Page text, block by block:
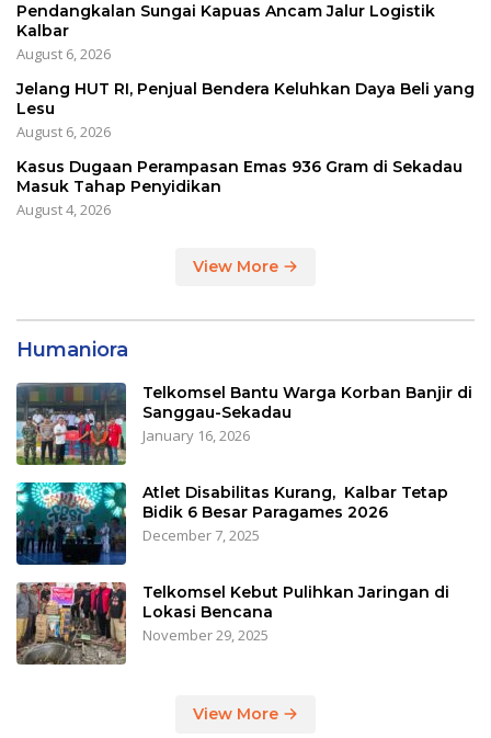
Pendangkalan Sungai Kapuas Ancam Jalur Logistik
Kalbar
August 6, 2026
Jelang HUT RI, Penjual Bendera Keluhkan Daya Beli yang
Lesu
August 6, 2026
Kasus Dugaan Perampasan Emas 936 Gram di Sekadau
Masuk Tahap Penyidikan
August 4, 2026
View More
Humaniora
Telkomsel Bantu Warga Korban Banjir di
Sanggau-Sekadau
January 16, 2026
Atlet Disabilitas Kurang, Kalbar Tetap
Bidik 6 Besar Paragames 2026
December 7, 2025
Telkomsel Kebut Pulihkan Jaringan di
Lokasi Bencana
November 29, 2025
View More